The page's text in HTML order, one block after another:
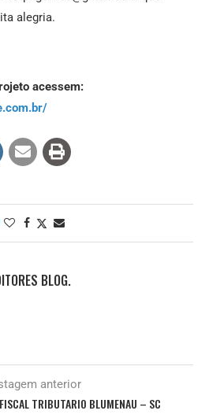
alegria.
acessem:
BLOG.
anterior
TRIBUTARIO BLUMENAU – SC